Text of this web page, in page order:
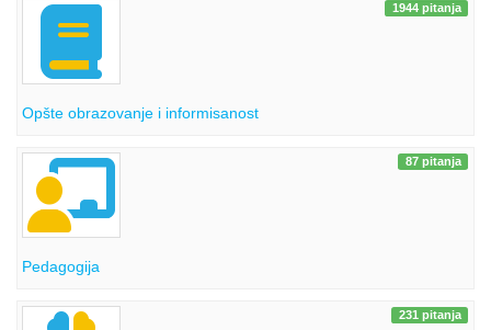
1944 pitanja
Opšte obrazovanje i informisanost
87 pitanja
Pedagogija
231 pitanja